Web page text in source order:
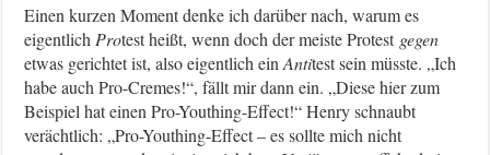
Einen kurzen Moment denke ich darüber nach, warum es
eigentlichProtest heißt, wenn doch der meiste Protest gegen
etwas gerichtet ist, also eigentlich einAntitest sein müsste. „Ich
habe auch Pro-Cremes!“, fällt mir dann ein. „Diese hier zum
Beispiel hat einen Pro-Youthing-Effect!“ Henry schnaubt
verächtlich: „Pro-Youthing-Effect – es sollte mich nicht